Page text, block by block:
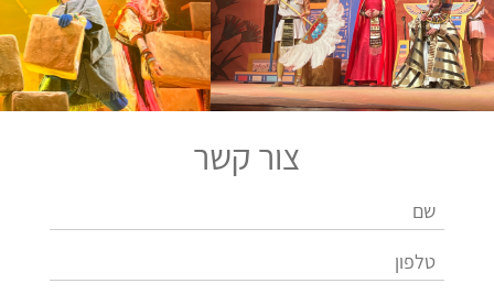
צור קשר